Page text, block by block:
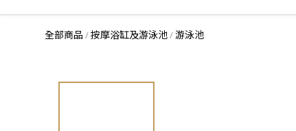
全部商品 /按摩浴缸及游泳池 /游泳池